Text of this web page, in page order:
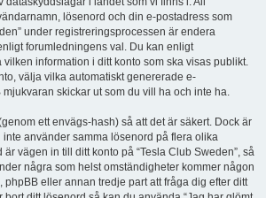
lösenord och din e-postadress som
under registreringsprocessen är endera
forumledningens val. Du kan enligt
information i ditt konto som ska visas publikt.
välja vilka automatiskt genererade e-
skickar ut som du vill ha och inte ha.
ett envägs-hash) så att det är säkert. Dock är
inte använder samma lösenord på flera olika
vägen in till ditt konto på “Tesla Club Sweden”, så
några som helst omständigheter kommer någon
phpBB eller annan tredje part att fråga dig efter ditt